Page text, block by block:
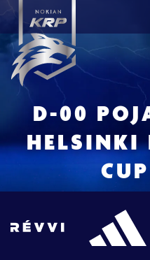
D-00
HELSINKI